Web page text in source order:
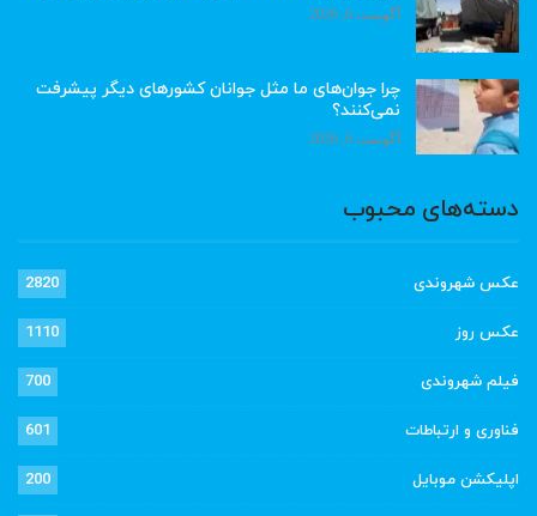
آگوست 6, 2026
چرا جوان‌های ما مثل جوانان کشورهای دیگر پیشرفت
نمی‌کنند؟
آگوست 6, 2026
دسته‌های محبوب
عکس شهروندی 2820
عکس روز 1110
فیلم شهروندی 700
فناوری و ارتباطات 601
اپلیکشن موبایل 200